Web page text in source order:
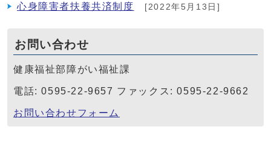
心身障害者扶養共済制度 [2022年5月13日]
お問い合わせ
健康福祉部障がい福祉課
電話: 0595-22-9657 ファックス: 0595-22-9662
お問い合わせフォーム